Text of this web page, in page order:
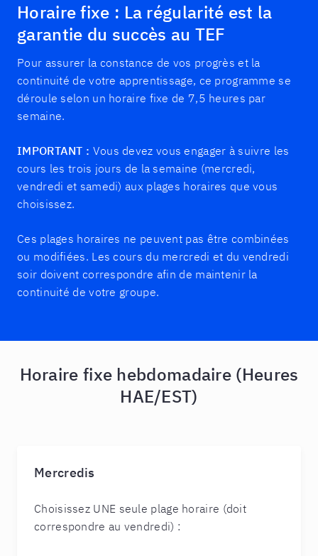
Horaire fixe : La régularité est la
garantie du succès au TEF
Pour assurer la constance de vos progrès et la
continuité de votre apprentissage, ce programme se
déroule selon un horaire fixe de 7,5 heures par
semaine.
IMPORTANT : Vous devez vous engager à suivre les
cours les trois jours de la semaine (mercredi,
vendredi et samedi) aux plages horaires que vous
choisissez.
Ces plages horaires ne peuvent pas être combinées
ou modifiées. Les cours du mercredi et du vendredi
soir doivent correspondre afin de maintenir la
continuité de votre groupe.
Horaire fixe hebdomadaire (Heures
HAE/EST)
Mercredis
Choisissez UNE seule plage horaire (doit
correspondre au vendredi) :